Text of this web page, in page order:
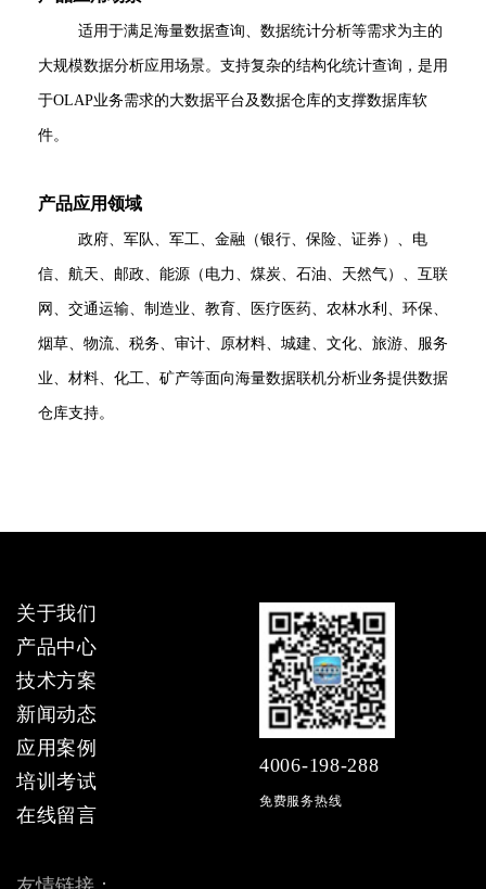
适用于满足海量数据查询、数据统计分析等需求为主的
大规模数据分析应用场景。支持复杂的结构化统计查询，是用
于OLAP业务需求的大数据平台及数据仓库的支撑数据库软
件。
产品应用领域
政府、军队、军工、金融（银行、保险、证券）、电
信、航天、邮政、能源（电力、煤炭、石油、天然气）、互联
网、交通运输、制造业、教育、医疗医药、农林水利、环保、
烟草、物流、税务、审计、原材料、城建、文化、旅游、服务
业、材料、化工、矿产等面向海量数据联机分析业务提供数据
仓库支持。
关于我们
产品中心
技术方案
新闻动态
应用案例
培训考试
在线留言
4006-198-288
免费服务热线